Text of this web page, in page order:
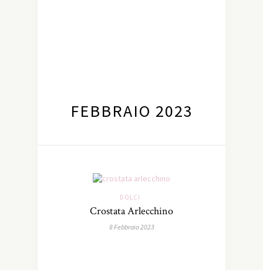
FEBBRAIO 2023
DOLCI
Crostata Arlecchino
8 Febbraio 2023